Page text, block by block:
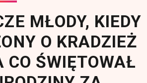
MŁODY, KIEDY
O KRADZIEŻ
CO ŚWIĘTOWAŁ